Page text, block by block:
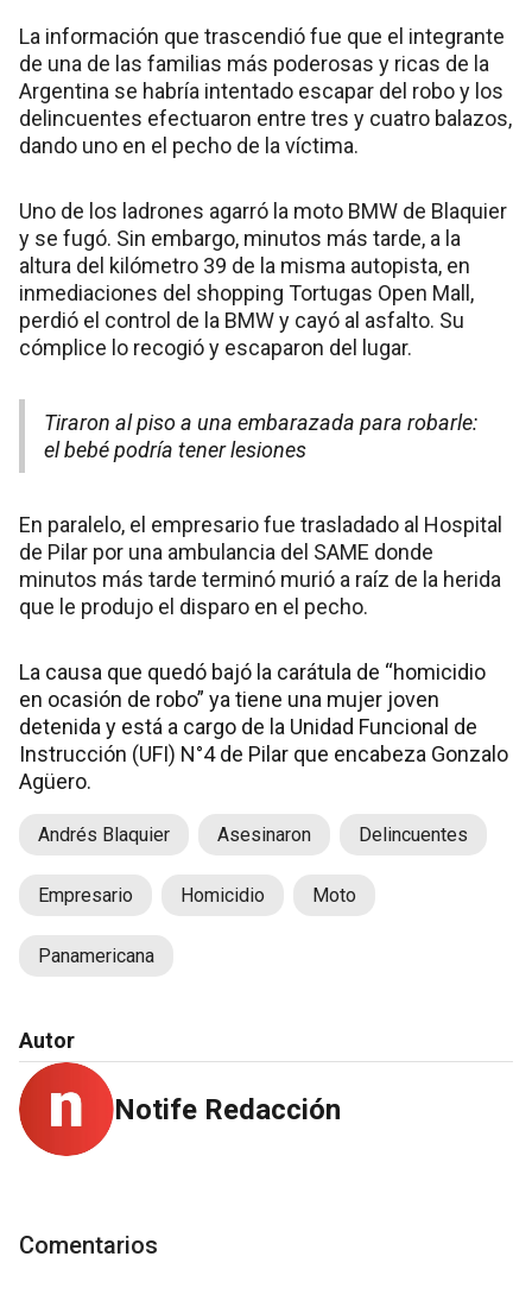
La información que trascendió fue que el integrante
de una de las familias más poderosas y ricas de la
Argentina se habría intentado escapar del robo y los
delincuentes efectuaron entre tres y cuatro balazos,
dando uno en el pecho de la víctima.
Uno de los ladrones agarró la moto BMW de Blaquier
y se fugó. Sin embargo, minutos más tarde, a la
altura del kilómetro 39 de la misma autopista, en
inmediaciones del shopping Tortugas Open Mall,
perdió el control de la BMW y cayó al asfalto. Su
cómplice lo recogió y escaparon del lugar.
Tiraron al piso a una embarazada para robarle:
el bebé podría tener lesiones
En paralelo, el empresario fue trasladado al Hospital
de Pilar por una ambulancia del SAME donde
minutos más tarde terminó murió a raíz de la herida
que le produjo el disparo en el pecho.
La causa que quedó bajó la carátula de “homicidio
en ocasión de robo” ya tiene una mujer joven
detenida y está a cargo de la Unidad Funcional de
Instrucción (UFI) N°4 de Pilar que encabeza Gonzalo
Agüero.
Andrés Blaquier Asesinaron Delincuentes
Empresario Homicidio Moto
Panamericana
Autor
Notife Redacción
Comentarios